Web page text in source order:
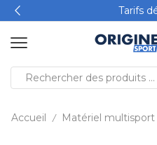
Tarifs
Accueil / Matériel multisport